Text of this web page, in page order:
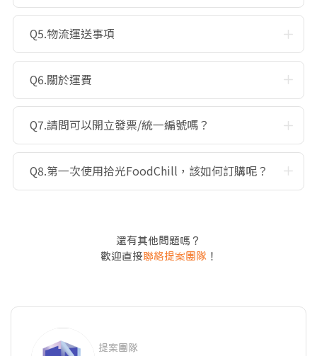
Q5.物流運送事項
Q6.關於運費
Q7.請問可以開立發票/統一編號嗎？
Q8.第一次使用拾光FoodChill，該如何訂購呢？
還有其他問題嗎？
歡迎直接聯絡提案團隊 ！
提案團隊